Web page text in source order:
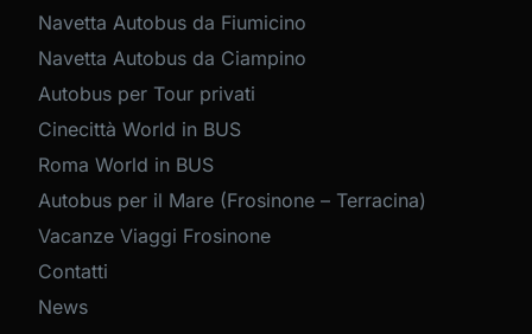
Navetta Autobus da Fiumicino
Navetta Autobus da Ciampino
Autobus per Tour privati
Cinecittà World in BUS
Roma World in BUS
Autobus per il Mare (Frosinone – Terracina)
Vacanze Viaggi Frosinone
Contatti
News